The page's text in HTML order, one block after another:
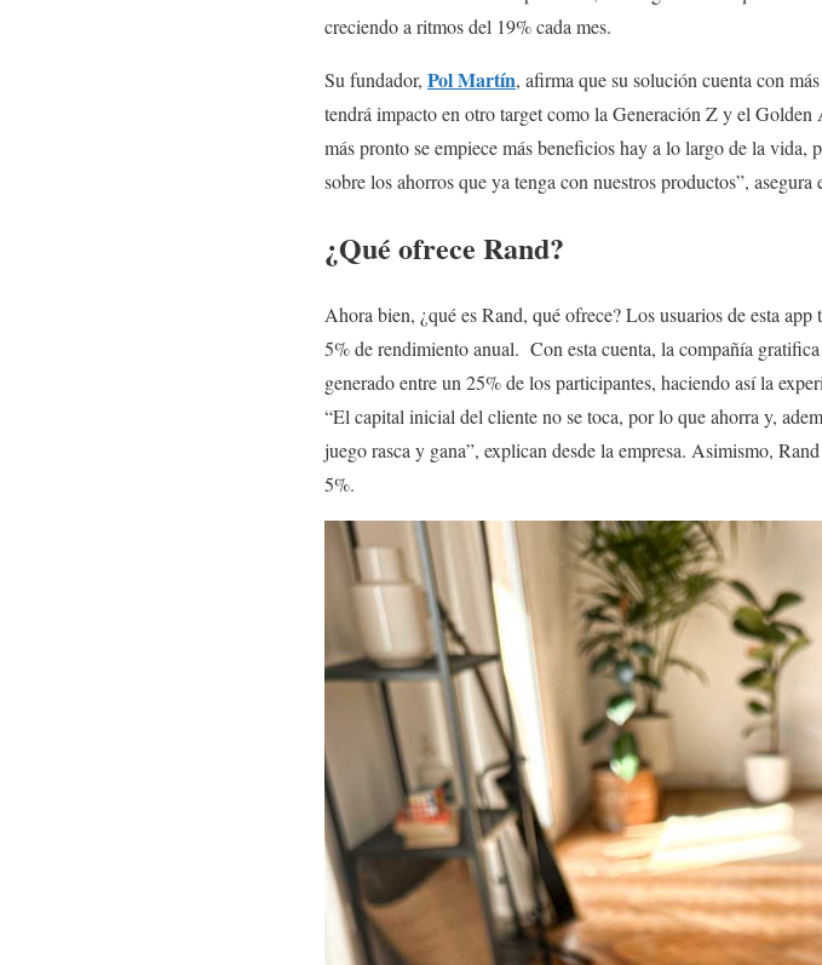
creciendo a ritmos del 19% cada mes.
Su fundador, Pol Martín, afirma que su solución cuenta con
tendrá impacto en otro target como la Generación Z y el
más pronto se empiece más beneficios hay a lo largo de la vida,
sobre los ahorros que ya tenga con nuestros productos”,
¿Qué ofrece Rand?
Ahora bien, ¿qué es Rand, qué ofrece? Los usuarios de esta
5% de rendimiento anual. Con esta cuenta, la compañía
generado entre un 25% de los participantes, haciendo así la
“El capital inicial del cliente no se toca, por lo que ahorra y,
juego rasca y gana”, explican desde la empresa. Asimismo,
5%.